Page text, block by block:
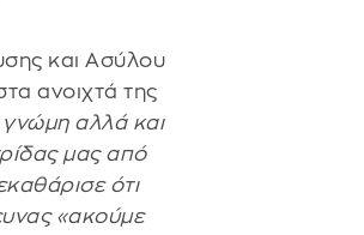
και Ασύλου
ανοιχτά της
γνώμη αλλά και
μας από
ότι
«ακούμε